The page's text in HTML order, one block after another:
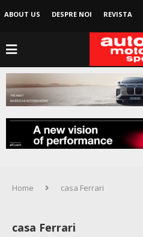
ABOUT US DESPRE NOI REVISTA
Home casa Ferrari
casa Ferrari